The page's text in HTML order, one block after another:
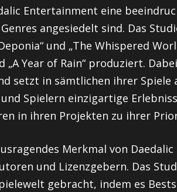
Entertainment eine
angesiedelt sind. Das
und „The Whispered
„A Year of Rain“ produziert.
setzt in sämtlichen ihrer
Spielern einzigartige
in ihren Projekten zu ihrer
Merkmal von
und Lizenzgebern. Das
gebracht, indem es